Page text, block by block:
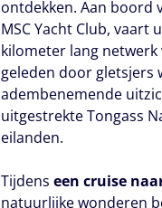
ontdekken. Aan boord
MSC Yacht Club, vaart
kilometer lang
geleden door gletsjers
adembenemende
uitgestrekte Tongass
eilanden.
Tijdens een cruise
natuurlijke wonderen